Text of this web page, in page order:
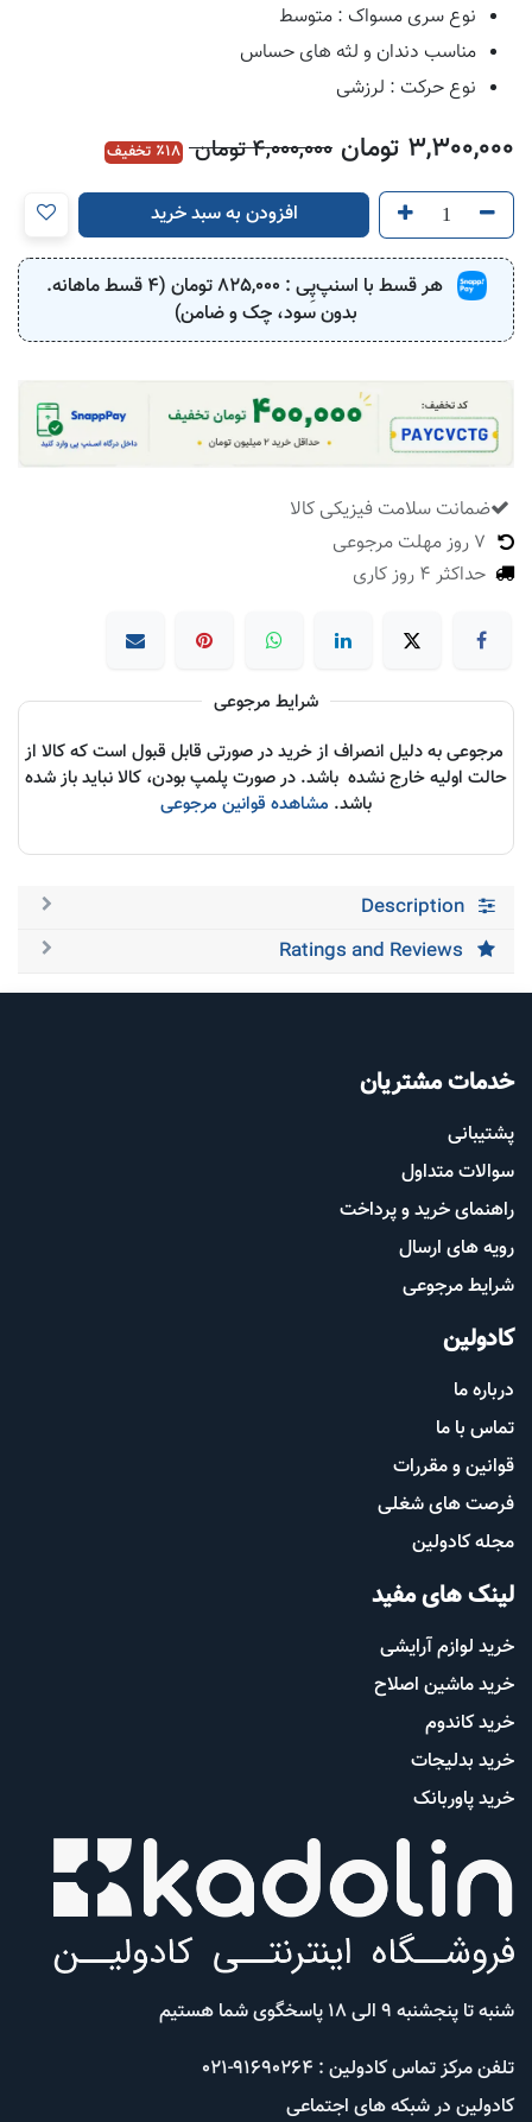
نوع سری مسواک : متوسط
مناسب دندان و لثه های حساس
نوع حرکت : لرزشی
3,300,000 تومان 4,000,000تومان 18٪ تخفیف
افزودن به سبد خرید
هر قسط با اسنپ‌پِی : 825,000
تومان (4 قسط ماهانه.
بدون سود، چک و ضامن)
ضمانت سلامت فیزیکی کالا
حداکثر 4 روز کاری
شرایط مرجوعی
مرجوعی به دلیل انصراف از خرید در صورتی قابل قبول است که کالا از
حالت اولیه خارج نشده باشد. در صورت پلمپ بودن، کالا نباید باز شده
باشد. مشاهده قوانین مرجوعی
Description
Ratings and Reviews
خدمات مشتریان
پشتیب​​انی
سوالات متداول
راهنمای خرید و پرداخت
رویه های ارسال
شرایط مرجوعی
کادولین
درباره ما
تماس با ما
قوانین و مقررات
فرصت های شغلی
مجله کادولین
لینک های مفید
خرید لوازم آرایشی
خرید ماشین اصلاح
خرید کاندوم
خرید بدلیجات
خرید پاوربانک
شنبه تا پنجشنبه 9 الی 18 پاسخگوی شما هستیم
تلفن مرکز تماس کادولین : 91690264-021
کادولین در شبکه های اجتماعی